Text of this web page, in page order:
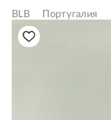
BLB Португалия